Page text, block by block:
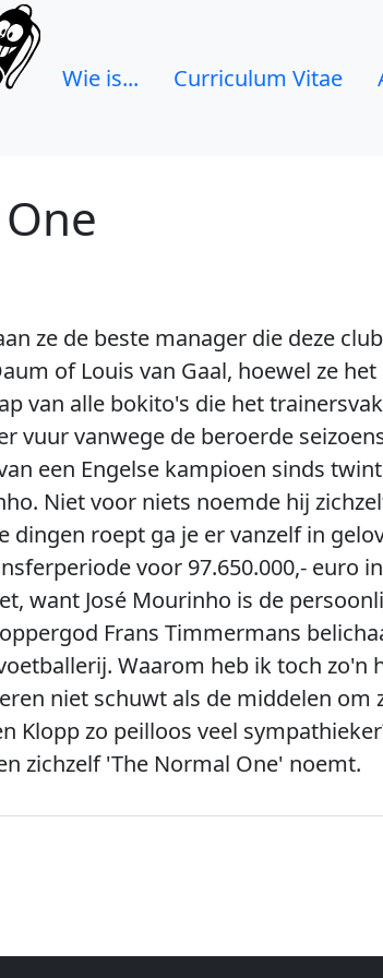
Wie is... Curriculum Vitae
ze de beste manager die deze
of Louis van Gaal, hoewel ze
van alle bokito's die het
vuur vanwege de beroerde
een Engelse kampioen sinds
Niet voor niets noemde hij
dingen roept ga je er vanzelf in
voor 97.650.000,- euro
want José Mourinho is de
Frans Timmermans
Waarom heb ik toch zo'n
niet schuwt als de middelen om
Klopp zo peilloos veel
zichzelf 'The Normal One' noemt.